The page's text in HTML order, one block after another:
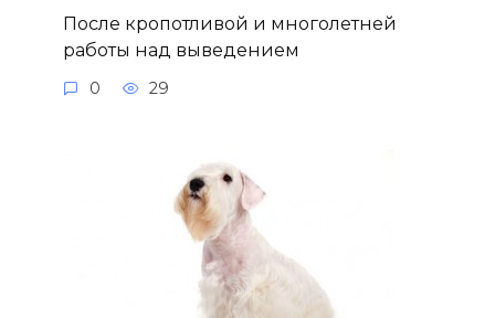
После кропотливой и многолетней
работы над выведением
0 29